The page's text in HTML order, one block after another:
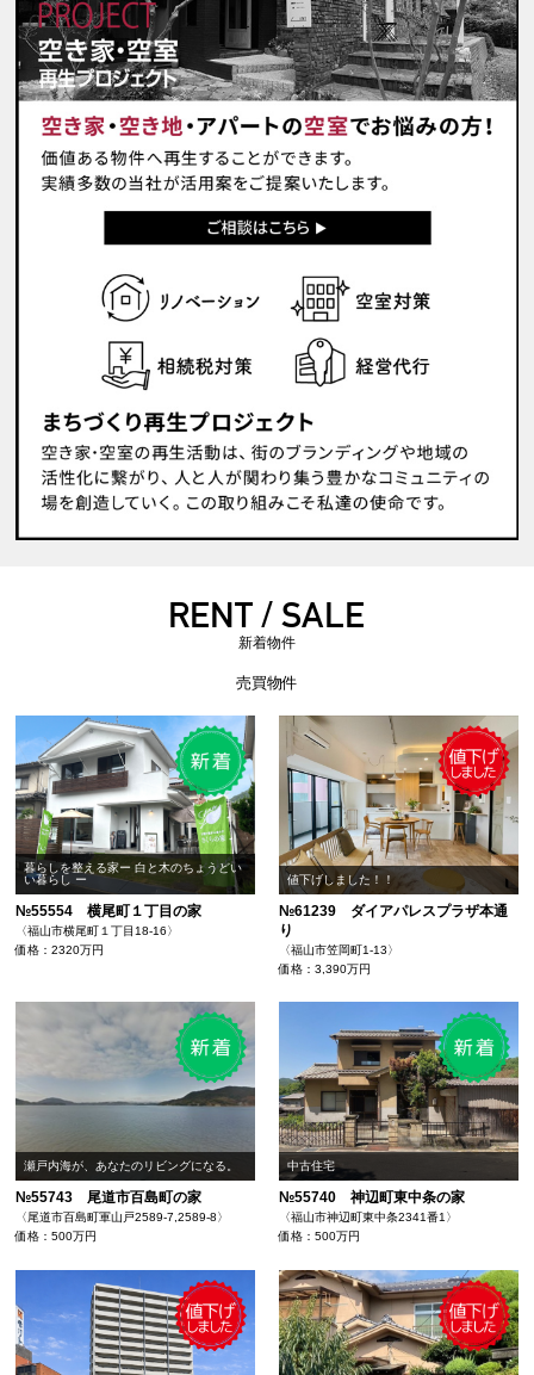
RENT / SALE
新着物件
売買物件
暮らしを整える家ー ⽩と⽊のちょうどい
い暮らし ー
№55554 横尾町１丁目の家
〈福山市横尾町１丁目18-16〉
価格：2320万円
値下げしました！！
№61239 ダイアパレスプラザ本通
り
〈福山市笠岡町1-13〉
価格：3,390万円
瀬戸内海が、あなたのリビングになる。
№55743 尾道市百島町の家
〈尾道市百島町軍山戸2589-7,2589-8〉
価格：500万円
中古住宅
№55740 神辺町東中条の家
〈福山市神辺町東中条2341番1〉
価格：500万円